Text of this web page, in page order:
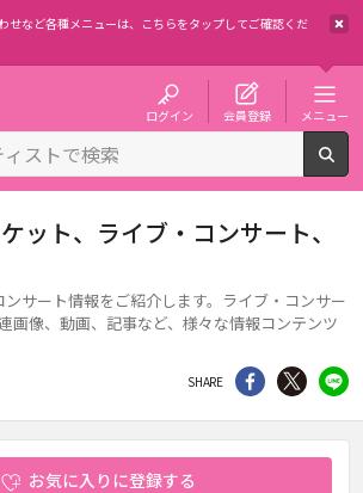
など各種メニューは、
こちらをタップしてご確認くだ
ログイン 会員登録 メニュー
ット、ライブ・コンサート、
サート情報をご紹介します。ライブ・コンサー
画像、動画、記事など、様々な情報コンテンツ
SHARE シェア Twitter
お気に入りに登録する